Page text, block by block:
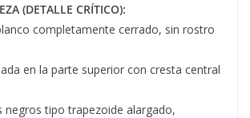
(DETALLE CRÍTICO):
completamente cerrado, sin rostro
en la parte superior con cresta central
negros tipo trapezoide alargado,